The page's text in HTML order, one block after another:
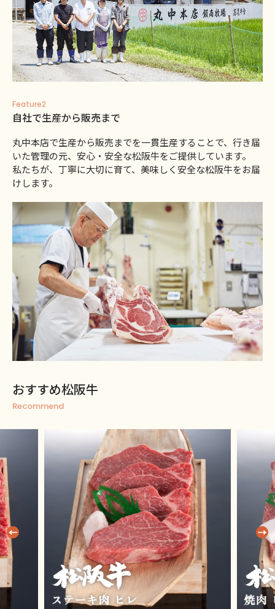
Feature2
自社で生産から販売まで
丸中本店で生産から販売までを一貫生産することで、行き届
いた管理の元、安心・安全な松阪牛をご提供しています。
私たちが、丁寧に大切に育て、美味しく安全な松阪牛をお届
けします。
おすすめ松阪牛
Recommend